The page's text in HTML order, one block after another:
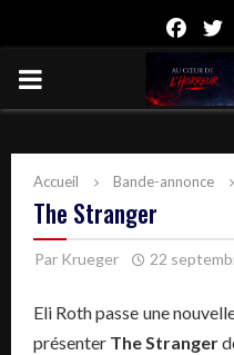
PRIMARY
Accueil Bande-annonce
The Stranger
Par Krueger 22
Eli Roth passe une
présenter The Stranger